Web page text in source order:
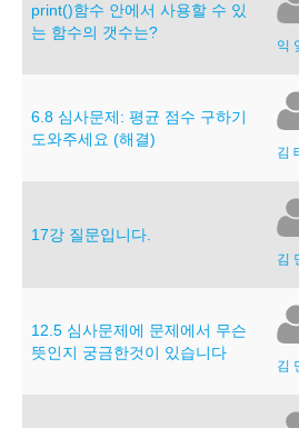
print()함수 안에서 사용할 수 있
는 함수의 갯수는?
익
6.8 심사문제: 평균 점수 구하기
도와주세요 (해결)
김
17강 질문입니다.
김
12.5 심사문제에 문제에서 무슨
뜻인지 궁금한것이 있습니다
김